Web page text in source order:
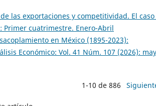
las exportaciones y competitividad. El
Primer cuatrimestre. Enero-Abril
en México (1895-2023):
Económico: Vol. 41 Núm. 107 (2026):
1-10 de 886